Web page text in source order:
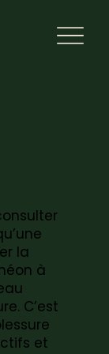
la
à
C’est
et